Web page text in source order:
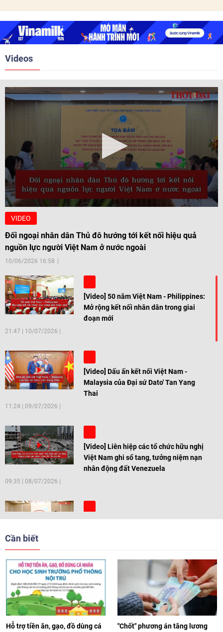
nghị Cấp cao vào các năm 2005,
2010, 2016, 2018, 2021.
Videos
VIDEO
Đối ngoại nhân dân Thủ đô hướng tới kết nối hiệu quả
nguồn lực người Việt Nam ở nước ngoài
10/06/2026 16:58
[Video] 50 năm Việt Nam - Philippines:
Mở rộng kết nối nhân dân trong giai
đoạn mới
21:47 10/07/2026
[Video] Dấu ấn kết nối Việt Nam -
Malaysia của Đại sứ Dato' Tan Yang
Thai
11:24 09/07/2026
[Video] Liên hiệp các tổ chức hữu nghị
Việt Nam ghi sổ tang, tưởng niệm nạn
nhân động đất Venezuela
09:35 08/07/2026
[Video] Trẻ em Đông Á cùng kiến tạo
[Video] Âm nhạc flamenco gắn kết văn
hoá Việt Nam - Tây Ban Nha
11:10 17/06/2026
Cần biết
Hỗ trợ tiền ăn, gạo, đồ dùng cá
"Chốt" phương án tăng lương